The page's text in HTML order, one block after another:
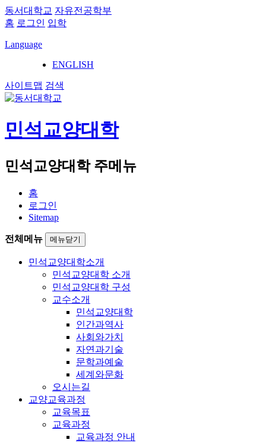
동서대학교 자유전공학부
홈 로그인 입학
Language
ENGLISH
사이트맵 검색
민석교양대학
민석교양대학 주메뉴
홈
로그인
Sitemap
전체메뉴 메뉴닫기
민석교양대학소개
민석교양대학 소개
민석교양대학 구성
교수소개
민석교양대학
인간과역사
사회와가치
자연과기술
문학과예술
세계와문화
오시는길
교양교육과정
교육목표
교육과정
교육과정 안내